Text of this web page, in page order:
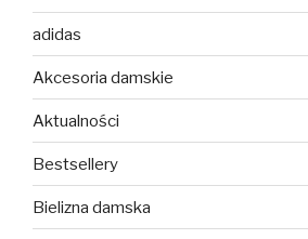
adidas
Akcesoria damskie
Aktualności
Bestsellery
Bielizna damska